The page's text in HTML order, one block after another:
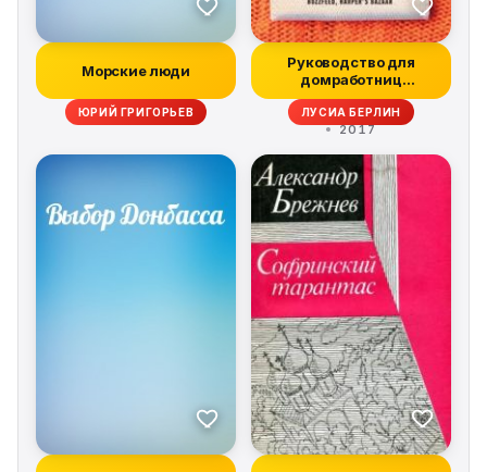
Морские люди
ЮРИЙ ГРИГОРЬЕВ
Руководство для
домработниц
(сборник)
ЛУСИА БЕРЛИН
2017